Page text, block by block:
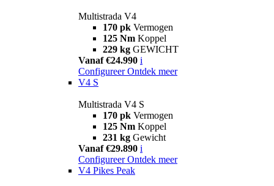
Multistrada V4
170 pk Vermogen
125 Nm Koppel
229 kg GEWICHT
Vanaf €24.990 i
Configureer Ontdek meer
V4 S
Multistrada V4 S
170 pk Vermogen
125 Nm Koppel
231 kg Gewicht
Vanaf €29.890 i
Configureer Ontdek meer
V4 Pikes Peak